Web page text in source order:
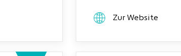
Zur Website